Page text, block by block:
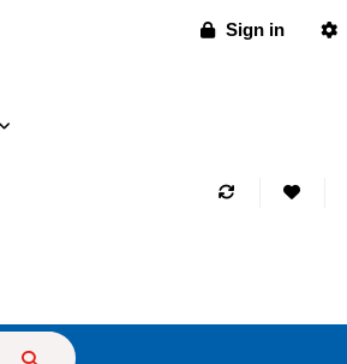
Sign in